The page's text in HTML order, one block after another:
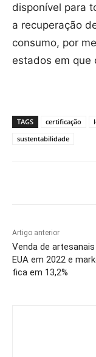
disponível para
a recuperação
consumo, por
estados em que
TAGS certificação
sustentabilidade
Artigo anterior
Venda de
EUA em 2022 e
fica em 13,2%